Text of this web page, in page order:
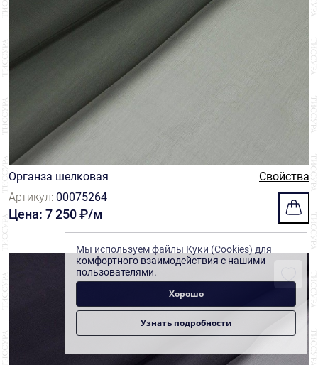
Органза шелковая
Свойства
Артикул: 00075264
Цена: 7 250 ₽/м
Мы используем файлы Куки (Cookies) для
комфортного взаимодействия с нашими
пользователями.
Хорошо
Узнать подробности